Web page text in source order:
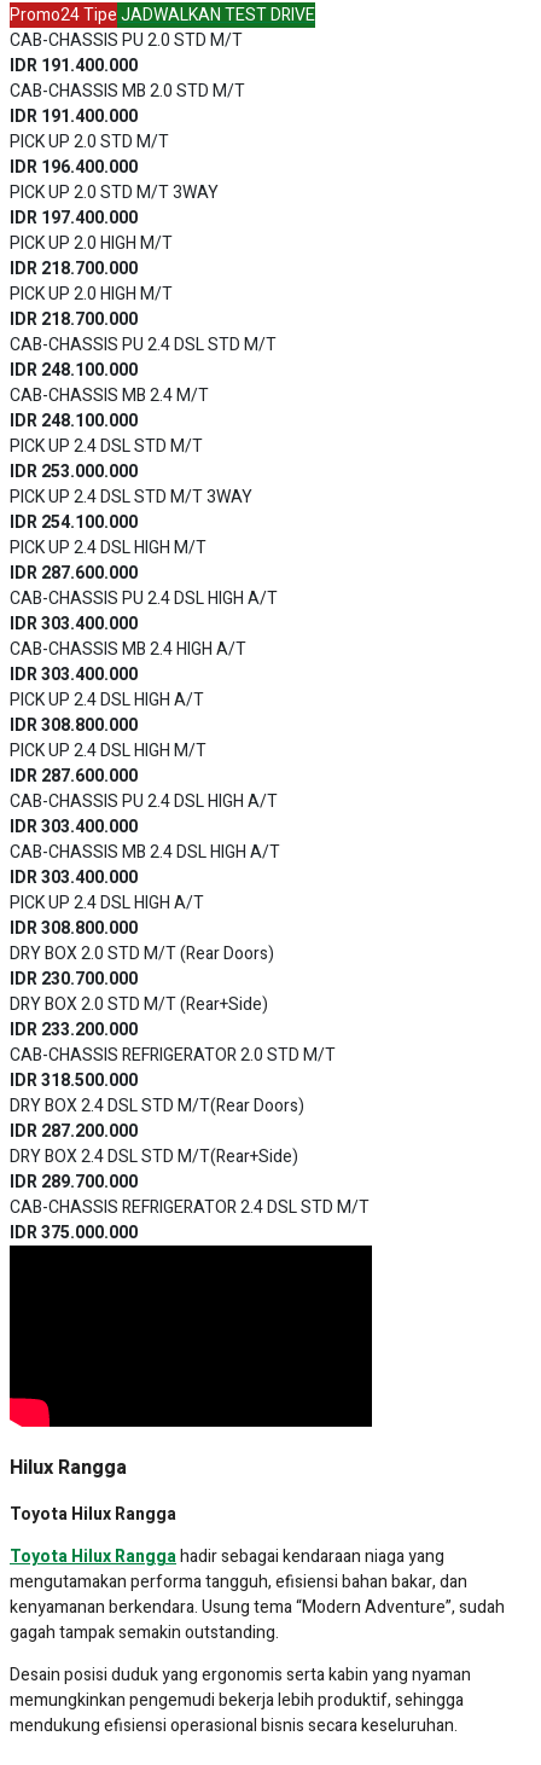
Promo24 TipeJADWALKAN TEST DRIVE
CAB-CHASSIS PU 2.0 STD M/T
IDR 191.400.000
CAB-CHASSIS MB 2.0 STD M/T
IDR 191.400.000
PICK UP 2.0 STD M/T
IDR 196.400.000
PICK UP 2.0 STD M/T 3WAY
IDR 197.400.000
PICK UP 2.0 HIGH M/T
IDR 218.700.000
PICK UP 2.0 HIGH M/T
IDR 218.700.000
CAB-CHASSIS PU 2.4 DSL STD M/T
IDR 248.100.000
CAB-CHASSIS MB 2.4 M/T
IDR 248.100.000
PICK UP 2.4 DSL STD M/T
IDR 253.000.000
PICK UP 2.4 DSL STD M/T 3WAY
IDR 254.100.000
PICK UP 2.4 DSL HIGH M/T
IDR 287.600.000
CAB-CHASSIS PU 2.4 DSL HIGH A/T
IDR 303.400.000
CAB-CHASSIS MB 2.4 HIGH A/T
IDR 303.400.000
PICK UP 2.4 DSL HIGH A/T
IDR 308.800.000
PICK UP 2.4 DSL HIGH M/T
IDR 287.600.000
CAB-CHASSIS PU 2.4 DSL HIGH A/T
IDR 303.400.000
CAB-CHASSIS MB 2.4 DSL HIGH A/T
IDR 303.400.000
PICK UP 2.4 DSL HIGH A/T
IDR 308.800.000
DRY BOX 2.0 STD M/T (Rear Doors)
IDR 230.700.000
DRY BOX 2.0 STD M/T (Rear+Side)
IDR 233.200.000
CAB-CHASSIS REFRIGERATOR 2.0 STD M/T
IDR 318.500.000
DRY BOX 2.4 DSL STD M/T(Rear Doors)
IDR 287.200.000
DRY BOX 2.4 DSL STD M/T(Rear+Side)
IDR 289.700.000
CAB-CHASSIS REFRIGERATOR 2.4 DSL STD M/T
IDR 375.000.000
Hilux Rangga
Toyota Hilux Rangga
Toyota Hilux Ranggahadir sebagai kendaraan niaga yang
mengutamakan performa tangguh, efisiensi bahan bakar, dan
kenyamanan berkendara. Usung tema “Modern Adventure”, sudah
gagah tampak semakin outstanding.
Desain posisi duduk yang ergonomis serta kabin yang nyaman
memungkinkan pengemudi bekerja lebih produktif, sehingga
mendukung efisiensi operasional bisnis secara keseluruhan.